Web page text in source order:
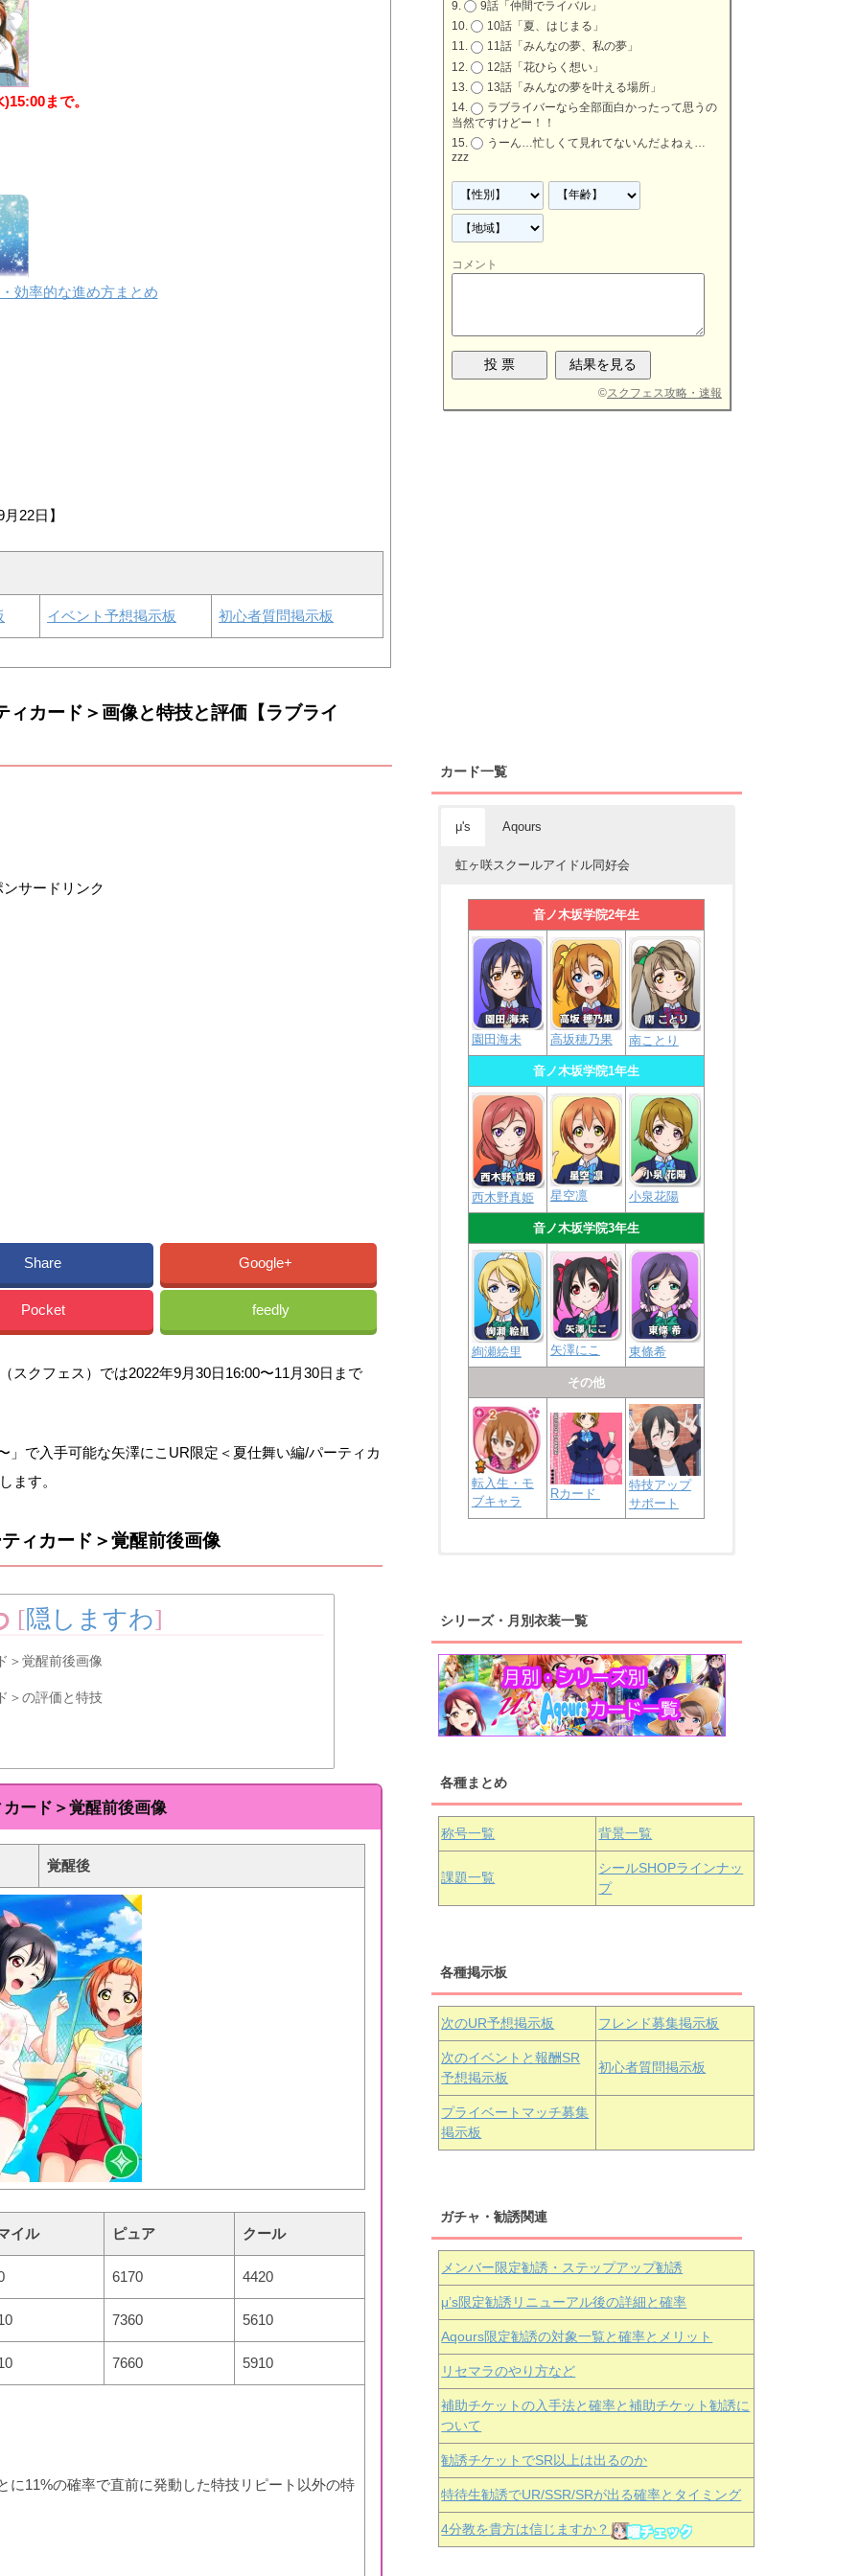
まで。
効率的な進め方まとめ
月22日】
イベント予想掲示板 初心者質問掲示板
カード＞画像と特技と評価【ラブライ
ンサードリンク
Share Google+
Pocket feedly
スクフェス）では2022年9月30日16:00〜11月30日まで
」で入手可能な矢澤にこUR限定＜夏仕舞い編/パーティカ
ます。
ィカード＞覚醒前後画像
[隠しますわ]
＞覚醒前後画像
＞の評価と特技
ード＞覚醒前後画像
覚醒後
イル ピュア クール
6170 4420
7360 5610
7660 5910
に11%の確率で直前に発動した特技リピート以外の特
9話「仲間でライバル」
10話「夏、はじまる」
11話「みんなの夢、私の夢」
12話「花ひらく想い」
13話「みんなの夢を叶える場所」
ラブライバーなら全部面白かったって思うの
当然ですけどー！！
うーん…忙しくて見れてないんだよねぇ…
zzz
コメント
©スクフェス攻略・速報
カード一覧
μ's Aqours
虹ヶ咲スクールアイドル同好会
音ノ木坂学院2年生
園田海未 高坂穂乃果 南ことり
音ノ木坂学院1年生
西木野真姫 星空凛 小泉花陽
音ノ木坂学院3年生
絢瀬絵里 矢澤にこ 東條希
その他
転入生・モ
ブキャラ
Rカード
特技アップ
サポート
桜内梨子 高海千歌 渡辺曜
浦の星女学院1年生
津島善子 黒澤ルビィ 国木田花丸
浦の星女学院3年生
黒澤ダイヤ
上原歩夢 宮下愛 優木せつ菜
虹ヶ咲学園1年生
中須かすみ 天王寺璃奈 桜坂しずく
近江彼方
エマ・ヴェ
シリーズ・月別衣装一覧
各種まとめ
称号一覧 背景一覧
課題一覧
シールSHOPラインナッ
プ
各種掲示板
次のUR予想掲示板 フレンド募集掲示板
次のイベントと報酬SR
予想掲示板
初心者質問掲示板
プライベートマッチ募集
掲示板
ガチャ・勧誘関連
メンバー限定勧誘・ステップアップ勧誘
μ’s限定勧誘リニューアル後の詳細と確率
Aqours限定勧誘の対象一覧と確率とメリット
リセマラのやり方など
補助チケットの入手法と確率と補助チケット勧誘に
ついて
勧誘チケットでSR以上は出るのか
特待生勧誘でUR/SSR/SRが出る確率とタイミング
4分教を貴方は信じますか？